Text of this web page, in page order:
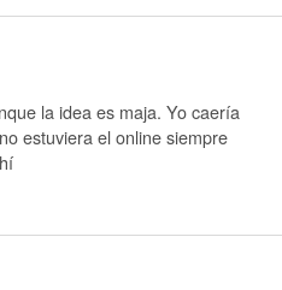
la idea es maja. Yo caería
estuviera el online siempre